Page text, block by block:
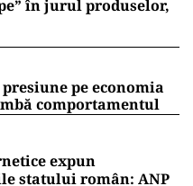
în jurul produselor,
pe economia
comportamentul
expun
statului român: ANP